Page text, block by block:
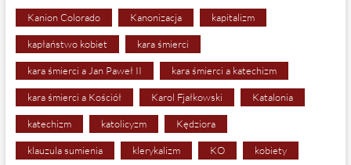
Kanion Colorado Kanonizacja kapitalizm
kapłaństwo kobiet kara śmierci
kara śmierci a Jan Paweł II kara śmierci a katechizm
kara śmierci a Kościół Karol Fjałkowski Katalonia
katechizm katolicyzm Kędziora
klauzula sumienia klerykalizm KO kobiety